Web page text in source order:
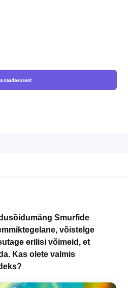
saadavusest
Smurfide
võistelge
erilisi võimeid, et
Kas olete valmis